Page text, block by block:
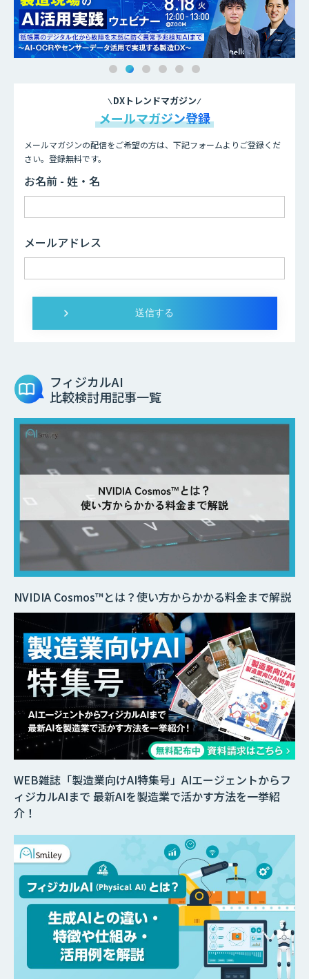
DXトレンドマガジン
メールマガジン登録
メールマガジンの配信をご希望の方は、下記フォームよりご登録くだ
さい。登録無料です。
お名前 - 姓・名
メールアドレス
フィジカルAI
比較検討用記事一覧
WEB雑誌「製造業向けAI特集号」AIエージェントからフ
ィジカルAIまで 最新AIを製造業で活かす方法を一挙紹
介！
NVIDIA Cosmos™とは？使い方からかかる料金まで解説